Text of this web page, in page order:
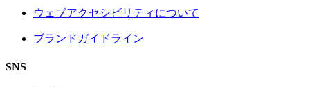
ウェブアクセシビリティについて
ブランドガイドライン
SNS